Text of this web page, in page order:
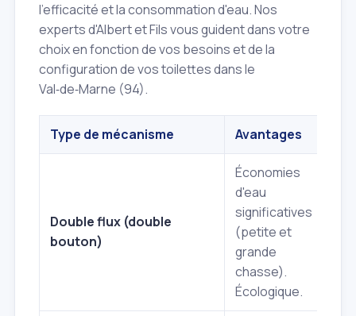
l'efficacité et la consommation d'eau. Nos
experts d'Albert et Fils vous guident dans votre
choix en fonction de vos besoins et de la
configuration de vos toilettes dans le
Val‑de‑Marne (94).
Type de mécanisme Avantages
Double flux (double
bouton)
Économies
d'eau
significatives
(petite et
grande
chasse).
Écologique.